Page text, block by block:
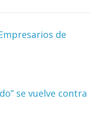
de
se vuelve contra
2025
Julio Martínez Molina